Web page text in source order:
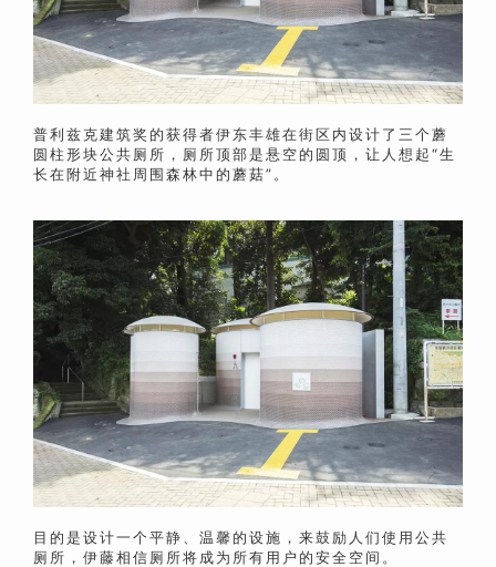
普利兹克建筑奖的获得者伊东丰雄在街区内设计了三个蘑
圆柱形块公共厕所，厕所顶部是悬空的圆顶，让人想起“生
长在附近神社周围森林中的蘑菇”。
目的是设计一个平静、温馨的设施，来鼓励人们使用公共
厕所，伊藤相信厕所将成为所有用户的安全空间。